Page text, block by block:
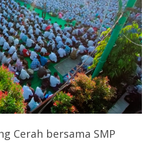
Cerah bersama SMP